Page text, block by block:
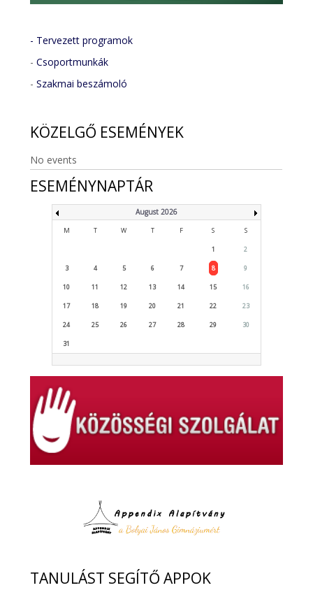
- Tervezett programok
-Csoportmunkák
-Szakmai beszámoló
KÖZELGŐ ESEMÉNYEK
No events
ESEMÉNYNAPTÁR
August 2026
M T W T F S S
1 2
3 4 5 6 7 8 9
10 11 12 13 14 15 16
17 18 19 20 21 22 23
24 25 26 27 28 29 30
31
TANULÁST SEGÍTŐ APPOK